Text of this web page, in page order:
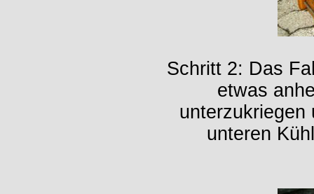
Schritt 2: Das
etwas
unterzukriegen
unteren